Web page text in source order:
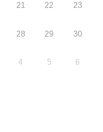
21 22 23
28 29 30
4 5 6